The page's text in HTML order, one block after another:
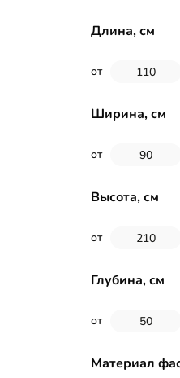
Длина, см
от
Ширина, см
от
Высота, см
от
Глубина, см
от
Материал